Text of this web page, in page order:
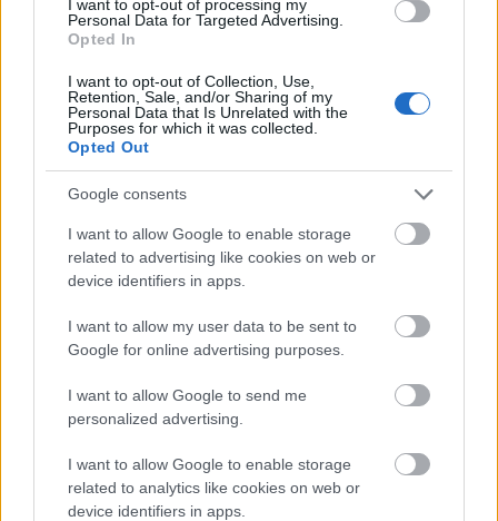
I want to opt-out of processing my
Personal Data for Targeted Advertising.
Opted In
I want to opt-out of Collection, Use,
Retention, Sale, and/or Sharing of my
Personal Data that Is Unrelated with the
Purposes for which it was collected.
Opted Out
Google consents
I want to allow Google to enable storage
related to advertising like cookies on web or
device identifiers in apps.
I want to allow my user data to be sent to
Google for online advertising purposes.
I want to allow Google to send me
personalized advertising.
I want to allow Google to enable storage
related to analytics like cookies on web or
device identifiers in apps.
És ezek után főleg nem kérünk az ukrán elnök
pénzügyi követeléseiből és zsarolásaiból. Ideje
lenne, hogy Brüsszelben is végre megértsék, mire
megy el a pénzük.”
Hm, nem ártana némi logikát is alkalmazni:
ebben az ügyben a károsult nem az Európai
Unió, és nem is Magyarország. Ebben az ügyben
károsultak, akik asajátfizetésükből kellett
visszautalják azokat az összegeket, amiket
Itt szó nincs
uniós pénzekről, miniszterelnökünktől már
megint nem volt idegen a demagóg halandzsa.
De azt el kell ismernünk, hogy képet ő maga
nem hamisított, azt meghagyta a bűntársainak.